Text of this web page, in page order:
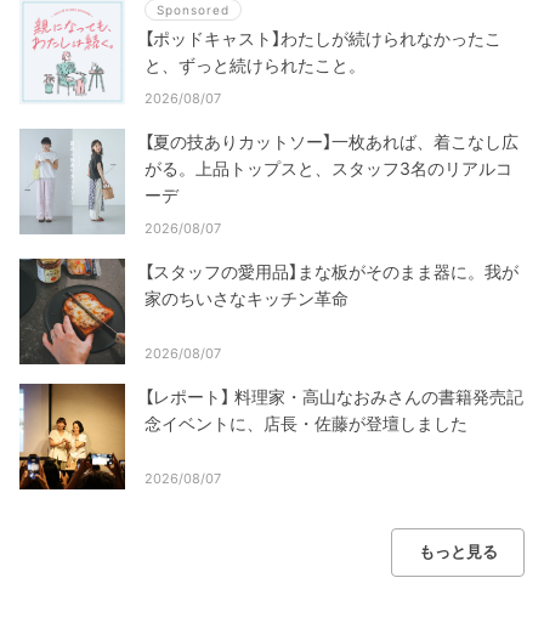
Sponsored
【ポッドキャスト】わたしが続けられなかったこ
と、ずっと続けられたこと。
2026/08/07
【夏の技ありカットソー】一枚あれば、着こなし広
がる。上品トップスと、スタッフ3名のリアルコ
ーデ
2026/08/07
【スタッフの愛用品】まな板がそのまま器に。我が
家のちいさなキッチン革命
2026/08/07
【レポート】 料理家・高山なおみさんの書籍発売記
念イベントに、店長・佐藤が登壇しました
2026/08/07
もっと見る